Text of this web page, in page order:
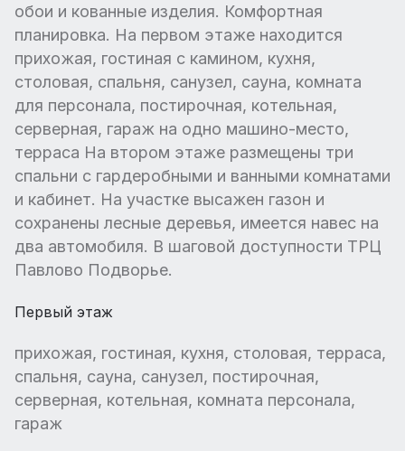
обои и кованные изделия. Комфортная
планировка. На первом этаже находится
прихожая, гостиная с камином, кухня,
столовая, спальня, санузел, сауна, комната
для персонала, постирочная, котельная,
серверная, гараж на одно машино-место,
терраса На втором этаже размещены три
спальни с гардеробными и ванными комнатами
и кабинет. На участке высажен газон и
сохранены лесные деревья, имеется навес на
два автомобиля. В шаговой доступности ТРЦ
Павлово Подворье.
Первый этаж
прихожая, гостиная, кухня, столовая, терраса,
спальня, сауна, санузел, постирочная,
серверная, котельная, комната персонала,
гараж